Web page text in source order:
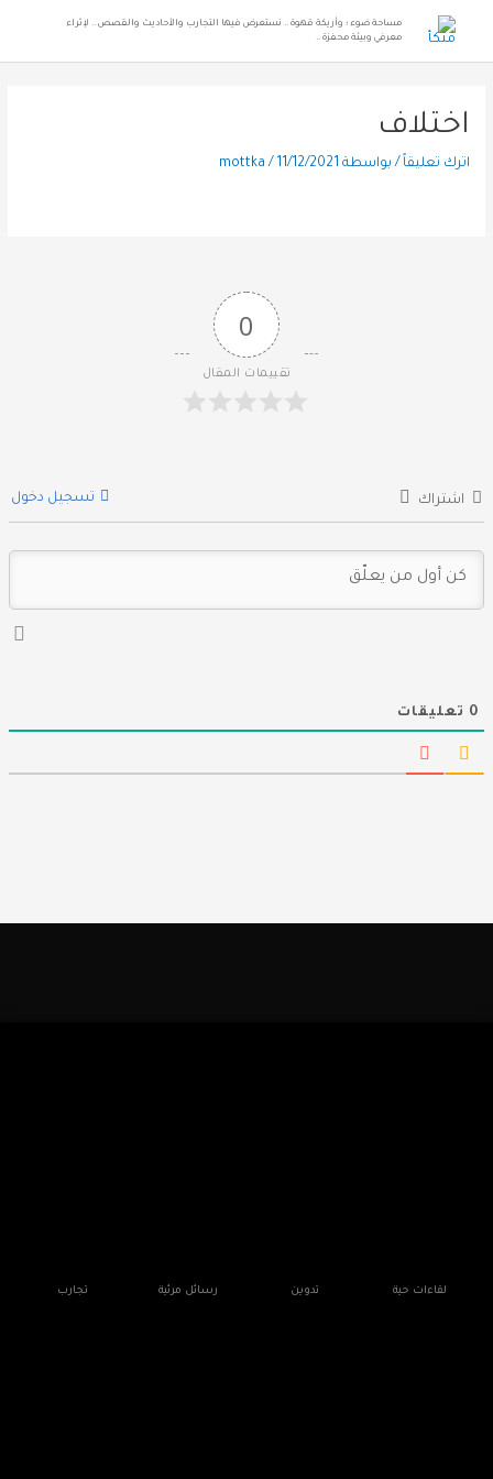
مساحة ضوء ؛ وأريكة قهوة .. نستعرض فيها التجارب والأحاديث والقصص .. لإثراء
معرفي وبيئة محفزة ..
اختلاف
اترك تعليقاً / بواسطة mottka/ 11/12/2021
0
تقييمات المقال
اشتراك تسجيل دخول
0 تعليقات
لقاءات حية تدوين رسائل مرئية تجارب